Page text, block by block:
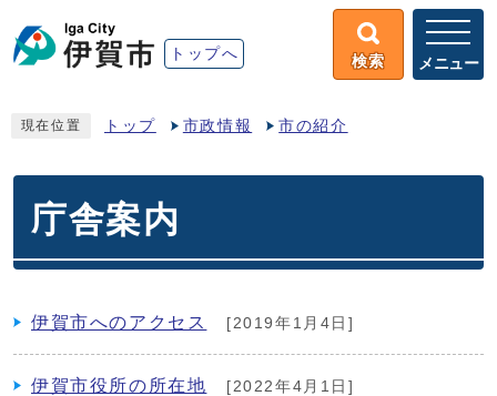
トップへ 検索 メニュー
現在位置 トップ 市政情報 市の紹介
庁舎案内
伊賀市へのアクセス [2019年1月4日]
伊賀市役所の所在地 [2022年4月1日]